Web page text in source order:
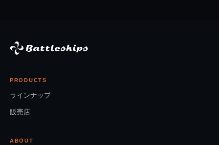
PRODUCTS
ラインナップ
販売店
ABOUT